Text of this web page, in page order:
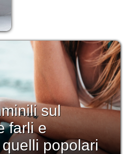
sul
farli e
popolari